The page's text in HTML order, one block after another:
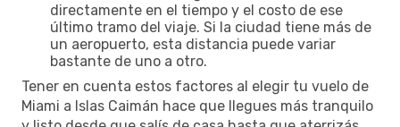
directamente en el tiempo y el costo de ese
último tramo del viaje. Si la ciudad tiene más de
un aeropuerto, esta distancia puede variar
bastante de uno a otro.
Tener en cuenta estos factores al elegir tu vuelo de
Miami a Islas Caimán hace que llegues más tranquilo